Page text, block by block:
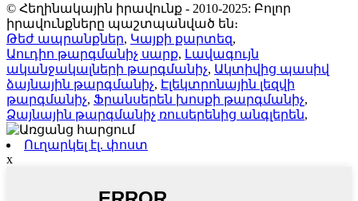
© Հեղինակային իրավունք - 2010-2025: Բոլոր
իրավունքները պաշտպանված են։
Թեժ ապրանքներ, Կայքի քարտեզ,
Աուդիո թարգմանիչ սարք, Լավագույն
ականջակալների թարգմանիչ, Ակտիվից պասիվ
ձայնային թարգմանիչ, Էլեկտրոնային լեզվի
թարգմանիչ, Ֆրանսերեն խոսքի թարգմանիչ,
Ձայնային թարգմանիչ ռուսերենից անգլերեն,
Ուղարկել էլ. փոստ
x